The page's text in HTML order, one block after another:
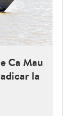
Ca Mau
la